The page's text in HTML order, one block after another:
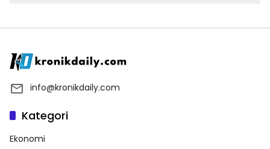
info@kronikdaily.com
Kategori
Ekonomi